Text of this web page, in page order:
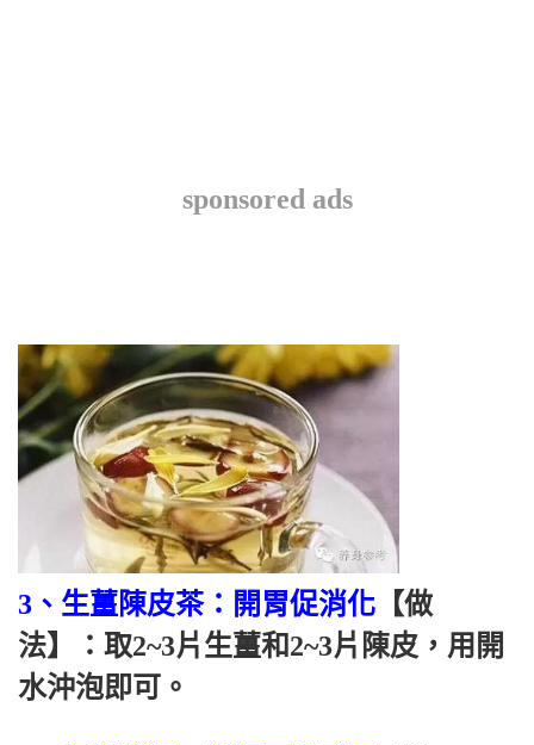
sponsored ads
3、生薑陳皮茶：開胃促消化【做
法】：取2~3片生薑和2~3片陳皮，用開
水沖泡即可。